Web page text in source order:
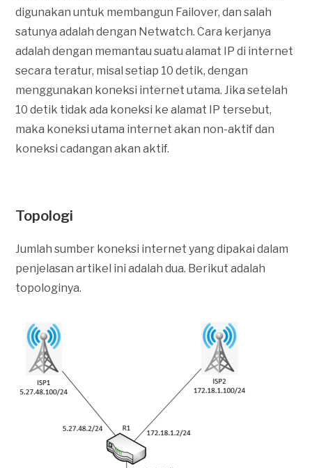
digunakan untuk membangun Failover, dan salah
satunya adalah dengan Netwatch. Cara kerjanya
adalah dengan memantau suatu alamat IP di internet
secara teratur, misal setiap 10 detik, dengan
menggunakan koneksi internet utama. Jika setelah
10 detik tidak ada koneksi ke alamat IP tersebut,
maka koneksi utama internet akan non-aktif dan
koneksi cadangan akan aktif.
Topologi
Jumlah sumber koneksi internet yang dipakai dalam
penjelasan artikel ini adalah dua. Berikut adalah
topologinya.